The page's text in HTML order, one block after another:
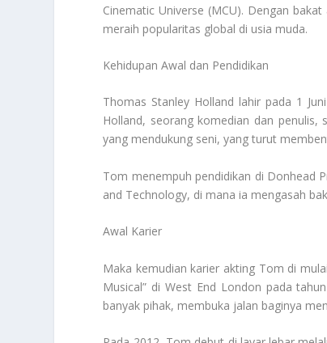
Cinematic Universe (MCU). Dengan
meraih popularitas global di usia muda.
Kehidupan Awal dan Pendidikan
Thomas Stanley Holland lahir pada 1
Holland, seorang komedian dan
yang mendukung seni, yang turut
Tom menempuh pendidikan di Donhead
and Technology, di mana ia mengasah
Awal Karier
Maka kemudian karier akting Tom di
Musical” di West End London pada
banyak pihak, membuka jalan baginya